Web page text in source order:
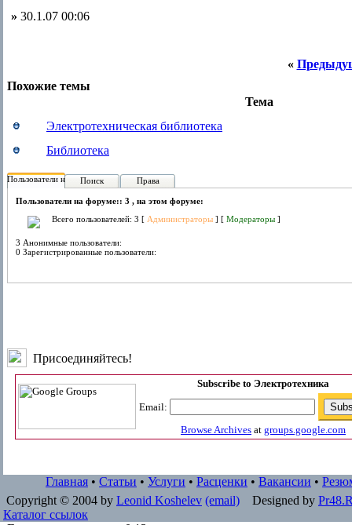
» 30.1.07 00:06
«
Похожие темы
Тема
Электротехническая библиотека
Библиотека
Пользователи на форуме:
Поиск Права
Пользователи на форуме:: 3 , на этом форуме:
Всего пользователей: 3 [ Администраторы ] [ Модераторы ]
3 Анонимные пользователи:
0 Зарегистрированные пользователи:
Присоединяйтесь!
Subscribe to Электротехника
Email:
Browse Archives at groups.google.com
Главная • Статьи • Услуги • Расценки • Вакансии •
Copyright © 2004 by Leonid Koshelev (email) Designed by
Каталог ссылок